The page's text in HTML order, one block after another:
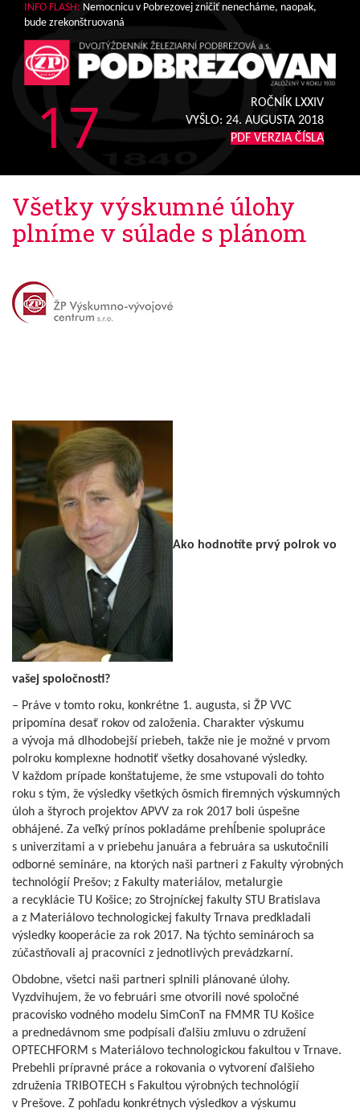
INFO FLASH: Nemocnicu v Pobrezovej zničiť nenecháme, naopak,
bude zrekonštruovaná
17
ROČNÍK LXXIV
VYŠLO: 24. AUGUSTA 2018
PDF VERZIA ČÍSLA
Všetky výskumné úlohy
plníme v súlade s plánom
Ako hodnotíte prvý polrok vo
vašej spoločnosti?
– Práve v tomto roku, konkrétne 1. augusta, si ŽP VVC
pripomína desať rokov od založenia. Charakter výskumu
a vývoja má dlhodobejší priebeh, takže nie je možné v prvom
polroku komplexne hodnotiť všetky dosahované výsledky.
V každom prípade konštatujeme, že sme vstupovali do tohto
roku s tým, že výsledky všetkých ôsmich firemných výskumných
úloh a štyroch projektov APVV za rok 2017 boli úspešne
obhájené. Za veľký prínos pokladáme prehĺbenie spolupráce
s univerzitami a v priebehu januára a februára sa uskutočnili
odborné semináre, na ktorých naši partneri z Fakulty výrobných
technológií Prešov; z Fakulty materiálov, metalurgie
a recyklácie TU Košice; zo Strojníckej fakulty STU Bratislava
a z Materiálovo technologickej fakulty Trnava predkladali
výsledky kooperácie za rok 2017. Na týchto seminároch sa
zúčastňovali aj pracovníci z jednotlivých prevádzkarní.
Obdobne, všetci naši partneri splnili plánované úlohy.
Vyzdvihujem, že vo februári sme otvorili nové spoločné
pracovisko vodného modelu SimConT na FMMR TU Košice
a prednedávnom sme podpísali ďalšiu zmluvu o združení
OPTECHFORM s Materiálovo technologickou fakultou v Trnave.
Prebehli prípravné práce a rokovania o vytvorení ďalšieho
združenia TRIBOTECH s Fakultou výrobných technológií
v Prešove. Z pohľadu konkrétnych výsledkov a výskumu